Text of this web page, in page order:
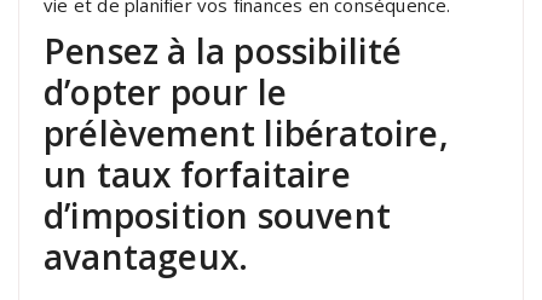
Pensez à la possibilité
d’opter pour le
prélèvement libératoire,
un taux forfaitaire
d’imposition souvent
avantageux.